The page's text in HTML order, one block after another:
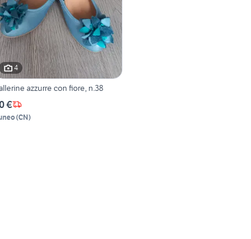
4
azzurre con fiore, n.38
€
(CN)